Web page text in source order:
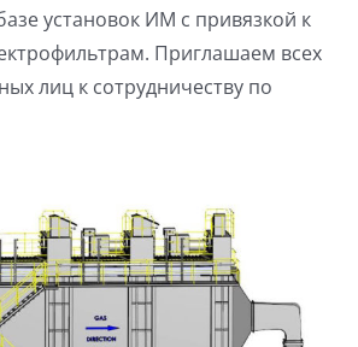
установок ИМ с привязкой к
Приглашаем всех
лиц к сотрудничеству по